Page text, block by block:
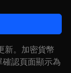
新。加密貨幣
認頁面顯示為